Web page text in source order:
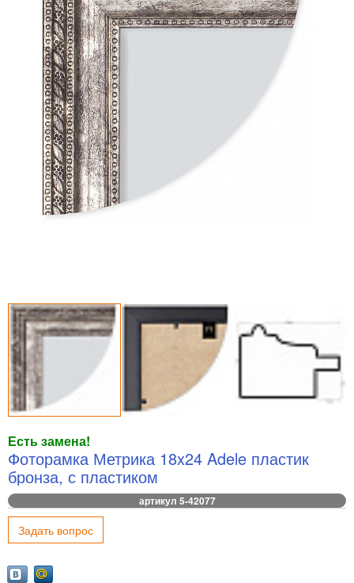
Есть замена!
Фоторамка Метрика 18x24 Adele пластик
бронза, с пластиком
артикул 5-42077
Задать вопрос